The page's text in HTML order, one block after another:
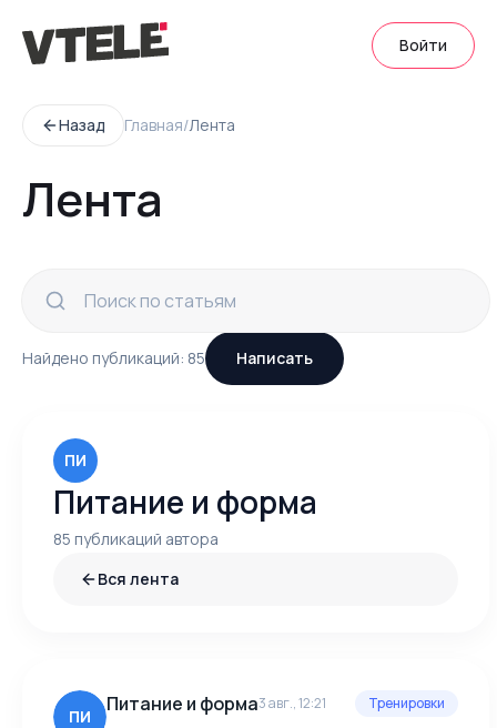
Войти
Назад Главная/Лента
Лента
Найдено публикаций: 85 Написать
ПИ
Питание и форма
85 публикаций автора
Вся лента
ПИ
Питание и форма3 авг., 12:21 Тренировки